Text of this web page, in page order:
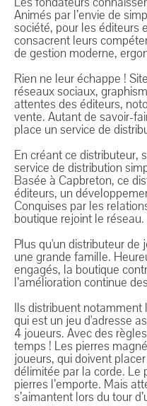
Animés par l’envie de
société, pour les éditeurs
consacrent leurs
de gestion moderne,
Rien ne leur échappe !
réseaux sociaux,
attentes des éditeurs,
vente. Autant de savoir-
place un service de
En créant ce distributeur,
service de distribution
Basée à Capbreton, ce
éditeurs, un
Conquises par les
boutique rejoint le réseau.
Plus qu'un distributeur de
une grande famille.
engagés, la boutique
l’amélioration continue
Ils distribuent notamment
qui est un jeu d'adresse
4 joueurs. Avec des
temps ! Les pierres
joueurs, qui doivent
délimitée par la corde. Le
pierres l’emporte. Mais
s’aimantent lors du tour